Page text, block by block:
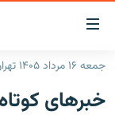
لینک‌های
قابلیت
دسترسی
بازگشت
ایران
جمعه ۱۶ مرداد ۱۴۰۵ تهران ۲۰:۵۹
خبرهای کوتاه